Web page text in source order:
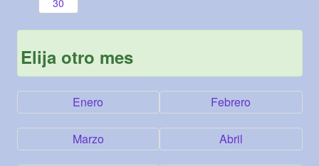
30
Elija otro mes
Enero Febrero
Marzo Abril